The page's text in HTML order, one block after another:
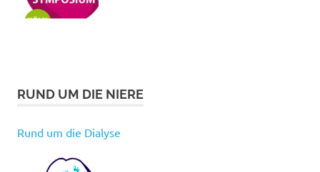
RUND UM DIE NIERE
Rund um die Dialyse